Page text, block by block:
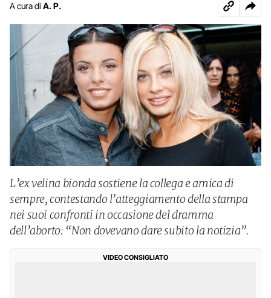
A cura di A. P.
L’ex velina bionda sostiene la collega e amica di
sempre, contestando l’atteggiamento della stampa
nei suoi confronti in occasione del dramma
dell’aborto: “Non dovevano dare subito la notizia”.
VIDEO CONSIGLIATO